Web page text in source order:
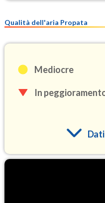
Qualità dell'aria Propata
Mediocre
In